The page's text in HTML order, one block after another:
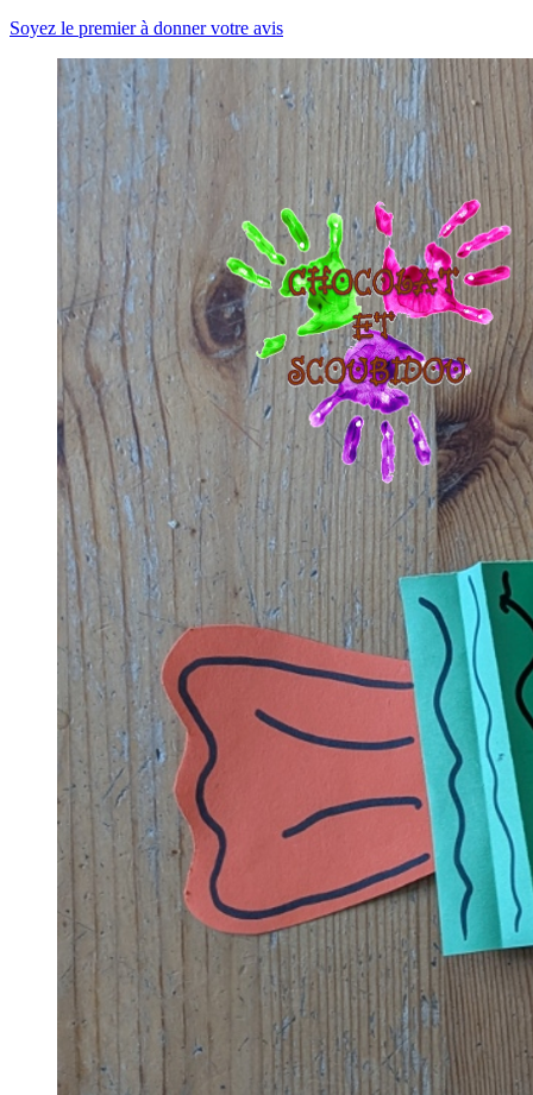
Soyez le premier à donner votre avis